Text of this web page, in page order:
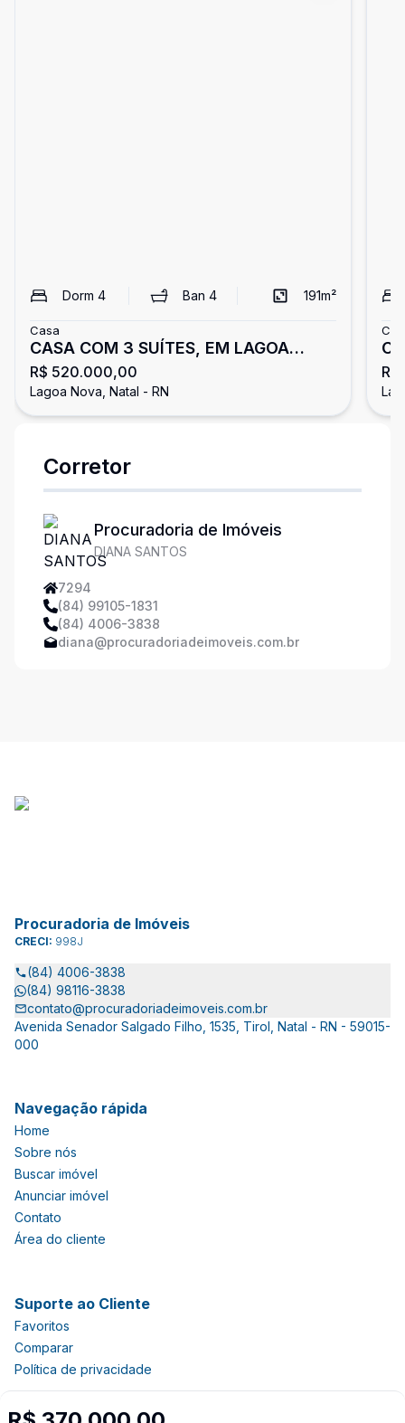
Dorm 4 Ban 4 191m²
Casa
CASA COM 3 SUÍTES, EM LAGOA
NOVA
R$ 520.000,00
Lagoa Nova, Natal - RN
Corretor
Procuradoria de Imóveis
DIANA SANTOS
7294
(84) 99105-1831
(84) 4006-3838
diana@procuradoriadeimoveis.com.br
Procuradoria de Imóveis
CRECI: 998J
(84) 4006-3838
(84) 98116-3838
contato@procuradoriadeimoveis.com.br
Avenida Senador Salgado Filho, 1535, Tirol, Natal - RN - 59015-
000
Navegação rápida
Home
Sobre nós
Buscar imóvel
Anunciar imóvel
Contato
Área do cliente
Suporte ao Cliente
Favoritos
Comparar
Política de privacidade